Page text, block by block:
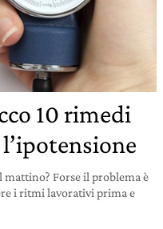
10 rimedi
mattino? Forse il problema è
i ritmi lavorativi prima e